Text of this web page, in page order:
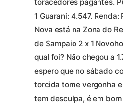
toracedores pagantes.
1 Guarani: 4.547.
Nova está na Zona do
de Sampaio 2 x 1
qual foi? Não chegou a
espero que no sábado
torcida tome vergonha
tem desculpa, é em